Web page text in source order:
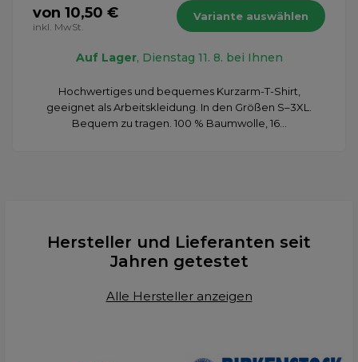
von 10,50 €
inkl. MwSt.
Variante auswählen
Auf Lager, Dienstag 11. 8. bei Ihnen
Hochwertiges und bequemes Kurzarm-T-Shirt,
geeignet als Arbeitskleidung. In den Größen S–3XL.
Bequem zu tragen. 100 % Baumwolle, 16...
Hersteller und Lieferanten seit
Jahren getestet
Alle Hersteller anzeigen